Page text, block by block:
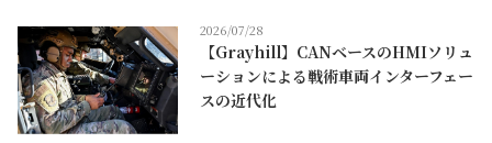
2026/07/28
【Grayhill】CANベースのHMIソリュ
ーションによる戦術車両インターフェー
スの近代化